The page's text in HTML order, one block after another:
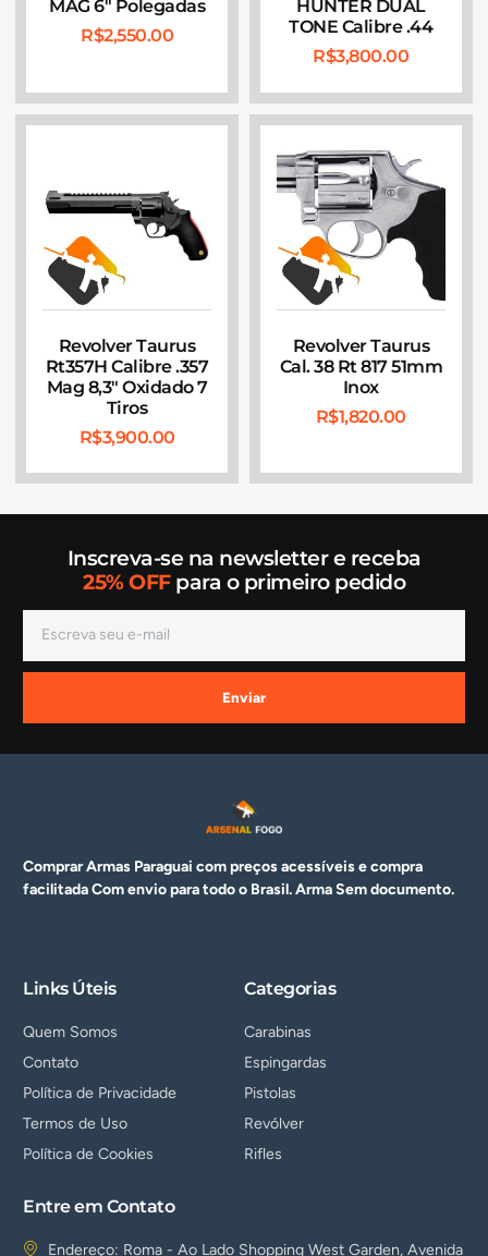
MAG 6″ Polegadas
R$2,550.00
HUNTER DUAL
TONE Calibre .44
R$3,800.00
Revolver Taurus
Rt357H Calibre .357
Mag 8,3″ Oxidado 7
Tiros
R$3,900.00
Revolver Taurus
Cal. 38 Rt 817 51mm
Inox
R$1,820.00
Inscreva-se na newsletter e receba
25% OFFpara o primeiro pedido
Enviar
Comprar Armas Paraguai com preços acessíveis e compra
facilitada Com envio para todo o Brasil. ArmaSem documento.
Links Úteis
Quem Somos
Contato
Política de Privacidade
Termos de Uso
Política de Cookies
Categorias
Carabinas
Espingardas
Pistolas
Revólver
Rifles
Entre em Contato
Endereço: Roma - Ao Lado Shopping West Garden, Avenida